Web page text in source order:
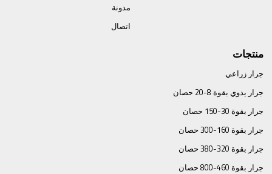
مدونة
اتصال
منتجات
جرار زراعي
جرار يدوي بقوة 8-20 حصان
جرار بقوة 30-150 حصان
جرار بقوة 160-300 حصان
جرار بقوة 320-380 حصان
جرار بقوة 460-800 حصان